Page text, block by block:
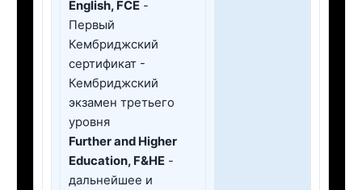
English, FCE -
Первый
Кембриджский
сертификат -
Кембриджский
экзамен третьего
уровня
Further and Higher
Education, F&HE -
дальнейшее и